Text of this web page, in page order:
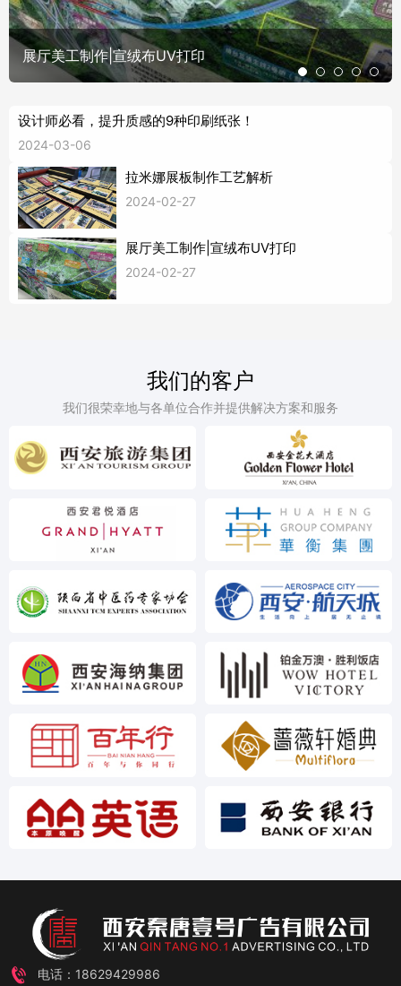
展厅美工制作|宣绒布UV打印
设计师必看，提升质感的9种印刷纸张！
2024-03-06
拉米娜展板制作工艺解析
2024-02-27
展厅美工制作|宣绒布UV打印
2024-02-27
我们的客户
我们很荣幸地与各单位合作并提供解决方案和服务
电话：18629429986